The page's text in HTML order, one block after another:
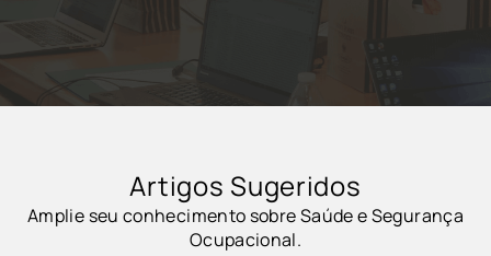
Artigos Sugeridos
Amplie seu conhecimento sobre Saúde e Segurança
Ocupacional.